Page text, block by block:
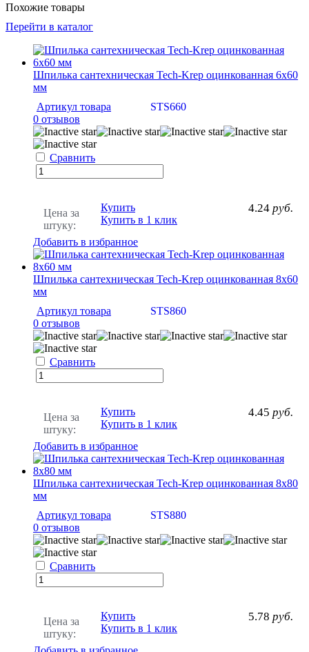
Похожие товары
Перейти в каталог
Шпилька сантехническая Tech-Krep оцинкованная 6х60
мм
Артикул товара
STS660
0 отзывов
Сравнить
Цена за
штуку:
4.24 руб.
Купить
Купить в 1 клик
Добавить в избранное
Шпилька сантехническая Tech-Krep оцинкованная 8х60
мм
Артикул товара
STS860
0 отзывов
Сравнить
Цена за
штуку:
4.45 руб.
Купить
Купить в 1 клик
Добавить в избранное
Шпилька сантехническая Tech-Krep оцинкованная 8х80
мм
Артикул товара
STS880
0 отзывов
Сравнить
Цена за
штуку:
5.78 руб.
Купить
Купить в 1 клик